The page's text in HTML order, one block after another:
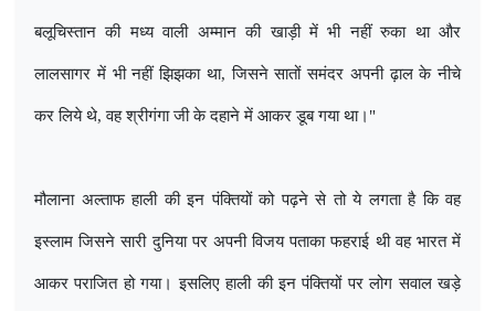
बलूचिस्तान की मध्य वाली अम्मान की खाड़ी में भी नहीं रुका था और
लालसागर में भी नहीं झिझका था,जिसने सातों समंदर अपनी ढ़ाल के नीचे
कर लिये थे,वह श्रीगंगा जी के दहाने में आकर डूब गया था।"
मौलाना अल्ताफ हाली की इन पंक्तियों को पढ़ने से तो ये लगता है कि वह
इस्लाम जिसने सारी दुनिया पर अपनी विजय पताका फहराई थी वह भारत में
आकर पराजित हो गया। इसलिए हाली की इन पंक्तियों पर लोग सवाल खड़े